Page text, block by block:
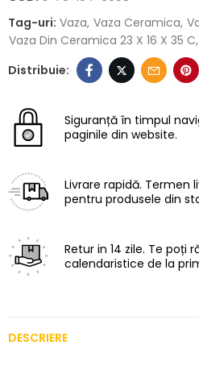
Tag-uri: Vaza Vaza Ceramica
Vaza Din Ceramica 23 X 16 X 35 C
Siguranță în timpul
paginile din website.
Livrare rapidă. Termen
pentru produsele din
Retur in 14 zile. Te poți
calendaristice de la
DESCRIERE